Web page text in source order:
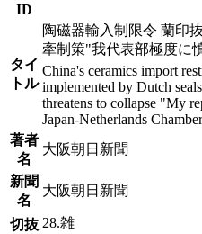
ID
タイ
トル
陶磁器輸入制限令 蘭印
牽制策"我代表部極度に
China's ceramics import
implemented by Dutch
threatens to collapse "My
Japan-Netherlands
著者
名
大阪朝日新聞
新聞
名
大阪朝日新聞
切抜 28.雑